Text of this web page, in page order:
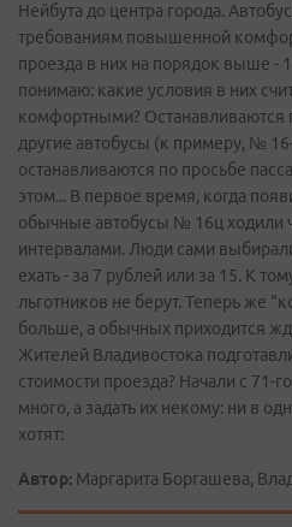
Нейбута до центра города.
требованиям повышенной
проезда в них на порядок выше -
понимаю: какие условия в них
комфортными? Останавливаются
другие автобусы (к примеру, №
останавливаются по просьбе
этом... В первое время, когда
обычные автобусы № 16ц ходили
интервалами. Люди сами
ехать - за 7 рублей или за 15. К
льготников не берут. Теперь же
больше, а обычных приходится
Жителей Владивостока
стоимости проезда? Начали с 71-
много, а задать их некому: ни в
хотят:
Автор: Маргарита Боргашева,